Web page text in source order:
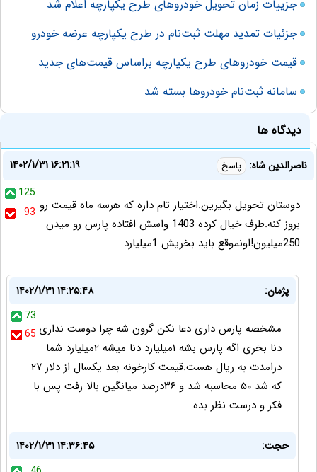
جزییات زمان تحویل خودروهای طرح یکپارچه اعلام شد
جزئیات تمدید مهلت ثبت‌نام در‌ طرح یکپارچه عرضه خودرو‌
قیمت خودروهای طرح یکپارچه براساس قیمت‌های جدید
سامانه ثبت‌نام خودروها بسته شد
دیدگاه ها
ناصرالدین شاه: پاسخ
۱۴۰۲/۱/۳۱ ۱۶:۲۱:۱۹
125
93 دوستان تحویل بگیرین.اختیار تام داره که هرسه ماه قیمت رو
بروز کنه.طرف خیال کرده 1403 واسش افتاده پارس رو میدن
250میلیون!اونموقع باید بخریش 1میلیارد
پژمان:
۱۴۰۲/۱/۳۱ ۱۴:۲۵:۴۸
73
65 مشخصه پارس داری دعا نکن گرون شه چرا دوست نداری
دنا بخری اگه پارس بشه ۱میلیارد دنا میشه ۲میلیارد شما
درامدت به ریال هست.قیمت کارخونه بعد یکسال از دلار ۲۷
که شد ۵۰ محاسبه شد و ۳۶درصد میانگین بالا رفت پس با
فکر و درست نظر بده
حجت:
۱۴۰۲/۱/۳۱ ۱۴:۳۶:۴۵